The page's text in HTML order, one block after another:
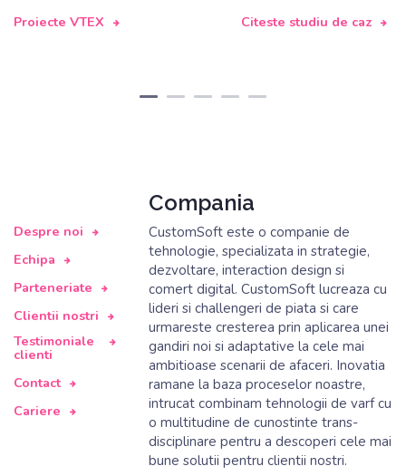
Proiecte VTEX Citeste studiu de caz
Despre noi
Echipa
Parteneriate
Clientii nostri
Testimoniale
clienti
Contact
Cariere
Compania
CustomSoft este o companie de
tehnologie, specializata in strategie,
dezvoltare, interaction design si
comert digital. CustomSoft lucreaza cu
lideri si challengeri de piata si care
urmareste cresterea prin aplicarea unei
gandiri noi si adaptative la cele mai
ambitioase scenarii de afaceri. Inovatia
ramane la baza proceselor noastre,
intrucat combinam tehnologii de varf cu
o multitudine de cunostinte trans-
disciplinare pentru a descoperi cele mai
bune solutii pentru clientii nostri.